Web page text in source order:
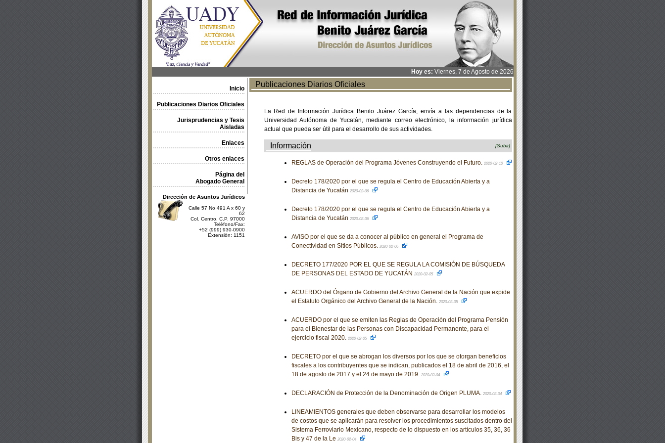
Hoy es: Viernes, 7 de Agosto de 2026
Inicio
Publicaciones Diarios Oficiales
Jurisprudencias y Tesis
Aisladas
Enlaces
Otros enlaces
Página del
Abogado General
Dirección de Asuntos Jurídicos
Calle 57 No 491 A x 60 y
62
Col. Centro, C.P. 97000
Teléfono/Fax:
+52 (999) 930-0900
Extensión: 1151
Publicaciones Diarios Oficiales
La Red de Información Jurídica Benito Juárez García, envía a las dependencias de la
Universidad Autónoma de Yucatán, mediante correo electrónico, la información jurídica
actual que pueda ser útil para el desarrollo de sus actividades.
Información [Subir]
REGLAS de Operación del Programa Jóvenes Construyendo el Futuro. 2020-02-10
Decreto 178/2020 por el que se regula el Centro de Educación Abierta y a
Distancia de Yucatán 2020-02-06
Decreto 178/2020 por el que se regula el Centro de Educación Abierta y a
Distancia de Yucatán 2020-02-06
AVISO por el que se da a conocer al público en general el Programa de
Conectividad en Sitios Públicos. 2020-02-06
DECRETO 177/2020 POR EL QUE SE REGULA LA COMISIÓN DE BÚSQUEDA
DE PERSONAS DEL ESTADO DE YUCATÁN 2020-02-05
ACUERDO del Órgano de Gobierno del Archivo General de la Nación que expide
el Estatuto Orgánico del Archivo General de la Nación. 2020-02-05
ACUERDO por el que se emiten las Reglas de Operación del Programa Pensión
para el Bienestar de las Personas con Discapacidad Permanente, para el
ejercicio fiscal 2020. 2020-02-05
DECRETO por el que se abrogan los diversos por los que se otorgan beneficios
fiscales a los contribuyentes que se indican, publicados el 18 de abril de 2016, el
18 de agosto de 2017 y el 24 de mayo de 2019. 2020-02-04
DECLARACIÓN de Protección de la Denominación de Origen PLUMA. 2020-02-04
LINEAMIENTOS generales que deben observarse para desarrollar los modelos
de costos que se aplicarán para resolver los procedimientos suscitados dentro del
Sistema Ferroviario Mexicano, respecto de lo dispuesto en los artículos 35, 36, 36
Bis y 47 de la Le 2020-02-04